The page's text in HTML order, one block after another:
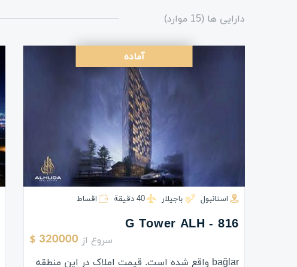
دارایی ها (15 موارد)
آماده
استانبول باجیلار 40 دقيقة اقساط
G Tower ALH - 816
سروع از 320000 $
bağlar واقع شده است. قیمت املاک در این منطقه